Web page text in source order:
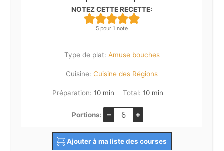
NOTEZ CETTE RECETTE:
5 pour 1 note
Type de plat: Amuse bouches
Cuisine: Cuisine des Régions
Préparation:10minutes
min Total: 10minutes
min
Portions: – +
Ajouter à ma liste des courses